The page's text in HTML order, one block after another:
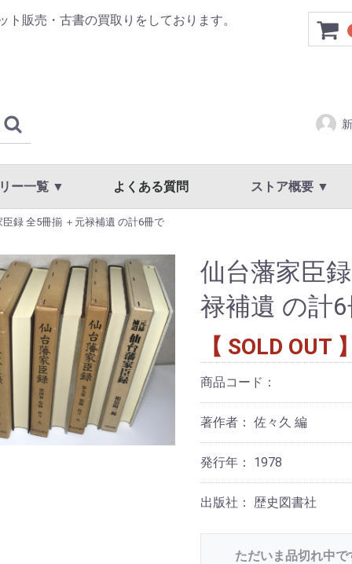
販売・古書の買取りをしております。
ー一覧 ▼
世絵
・心理学
史・西洋史 国文学・国語・近代文学・文学全集美術・工芸・写真・刀剣
具
・東洋医学
術書 趣味・教養・サブカルチャー草稿・色紙・直筆物・リトグラフ
・セル画
よくある質問 ストア概要 ▼
臣録 全5冊揃 ＋元禄補遺 の計6冊で
仙台藩家臣
禄補遺 の計
【 SOLD OUT 】
商品コード：
著作者： 佐々久 編
発行年： 1978
出版社： 歴史図書社
ただいま品切れ中で